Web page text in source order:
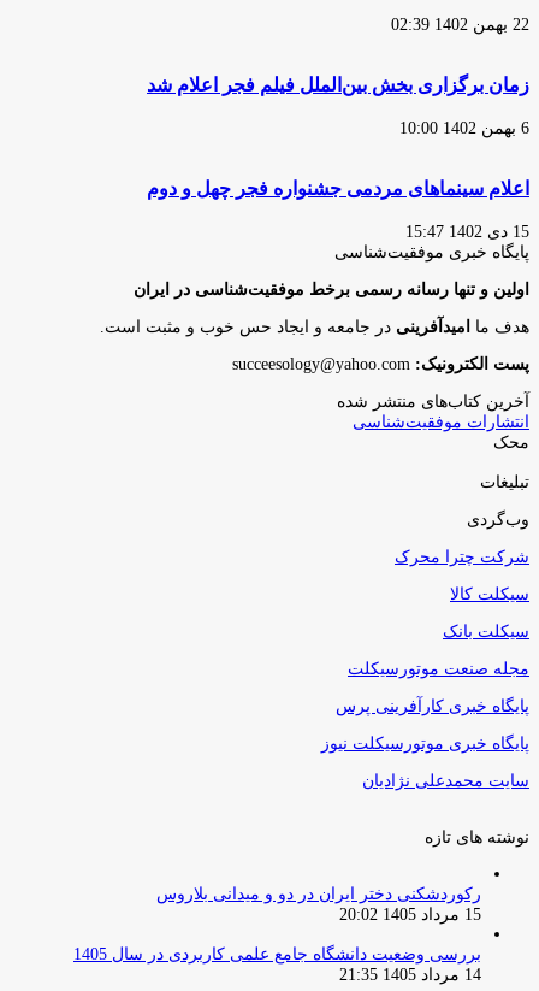
22 بهمن 1402 02:39
زمان برگزاری بخش بین‌الملل فیلم فجر اعلام شد
6 بهمن 1402 10:00
اعلام سینما‌های مردمی جشنواره فجر چهل و دوم
15 دی 1402 15:47
پایگاه‌ خبری موفقیت‌شناسی
اولین و تنها رسانه رسمی برخط موفقیت‌شناسی در ایران
هدف ما امیدآفرینی در جامعه و ایجاد حس خوب و مثبت است.
پست الکترونیک:
آخرین کتاب‌های منتشر شده
انتشارات موفقیت‌شناسی
محک
تبلیغات
وب‌گردی
شرکت چترا محرک
سیکلت کالا
سیکلت بانک
مجله صنعت موتورسیکلت
پایگاه خبری کارآفرینی پرس
پایگاه خبری موتورسیکلت نیوز
سایت محمدعلی نژادیان
نوشته های تازه
رکوردشکنی دختر ایران در دو و میدانی بلاروس
15 مرداد 1405 20:02
بررسی وضعیت دانشگاه جامع علمی کاربردی در سال 1405
14 مرداد 1405 21:35